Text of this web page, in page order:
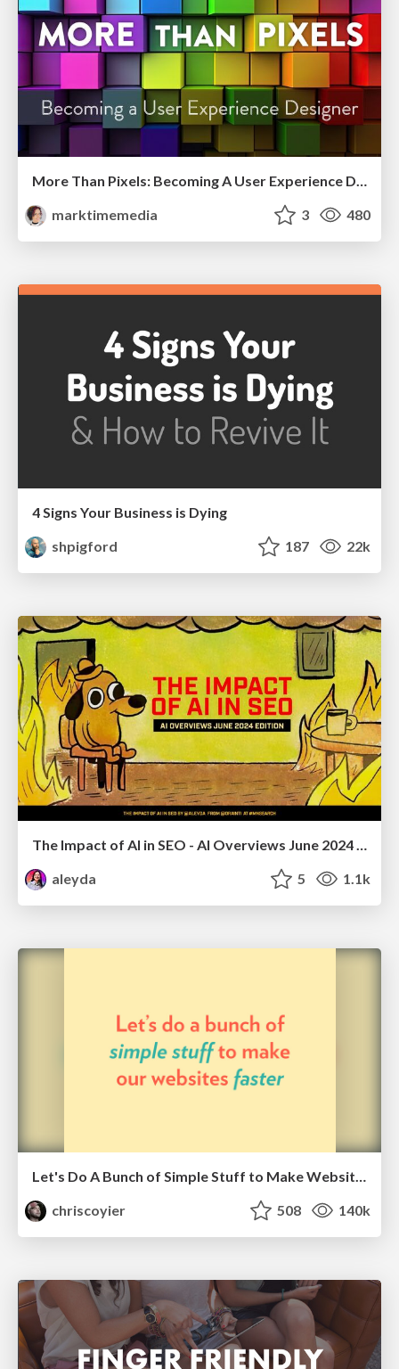
More Than Pixels: Becoming A User Experience Designer
marktimemedia
3 480
4 Signs Your Business is Dying
shpigford
187 22k
aleyda
5 1.1k
Let's Do A Bunch of Simple Stuff to Make Websites Faster
chriscoyier
508 140k